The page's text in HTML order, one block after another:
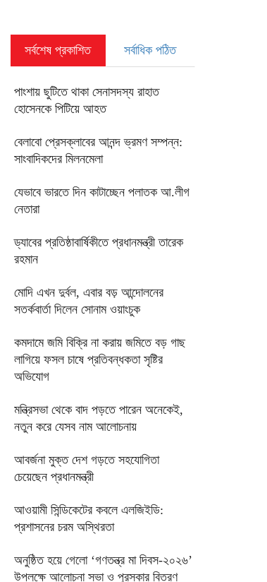
সর্বশেষ প্রকাশিত সর্বাধিক পঠিত
পাংশায় ছুটিতে থাকা সেনাসদস্য রাহাত
হোসেনকে পিটিয়ে আহত
বেলাবো প্রেসক্লাবের আনন্দ ভ্রমণ সম্পন্ন:
সাংবাদিকদের মিলনমেলা
যেভাবে ভারতে দিন কাটাচ্ছেন পলাতক আ.লীগ
নেতারা
ড্যাবের প্রতিষ্ঠাবার্ষিকীতে প্রধানমন্ত্রী তারেক
রহমান
মোদি এখন দুর্বল, এবার বড় আন্দোলনের
সতর্কবার্তা দিলেন সোনাম ওয়াংচুক
কমদামে জমি বিক্রি না করায় জমিতে বড় গাছ
লাগিয়ে ফসল চাষে প্রতিবন্ধকতা সৃষ্টির
অভিযোগ
মন্ত্রিসভা থেকে বাদ পড়তে পারেন অনেকেই,
নতুন করে যেসব নাম আলোচনায়
আবর্জনা মুক্ত দেশ গড়তে সহযোগিতা
চেয়েছেন প্রধানমন্ত্রী
‎আওয়ামী সিন্ডিকেটের কবলে এলজিইডি:
প্রশাসনের চরম অস্থিরতা
অনুষ্ঠিত হয়ে গেলো ‘গণতন্ত্র মা দিবস-২০২৬’
উপলক্ষে আলোচনা সভা ও পুরস্কার বিতরণ